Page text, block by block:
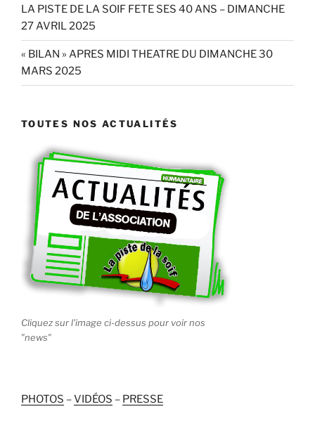
LA PISTE DE LA SOIF FETE SES 40 ANS – DIMANCHE
27 AVRIL 2025
« BILAN » APRES MIDI THEATRE DU DIMANCHE 30
MARS 2025
TOUTES NOS ACTUALITÉS
Cliquez sur l'image ci-dessus pour voir nos
"news"
PHOTOS –VIDÉOS – PRESSE